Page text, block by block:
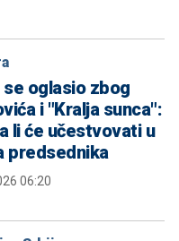
se oglasio zbog
i "Kralja sunca":
li će učestvovati u
predsednika
06:20